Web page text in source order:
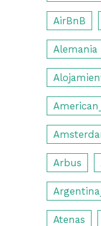
AirBnB
Alemania
Arbus
Atenas